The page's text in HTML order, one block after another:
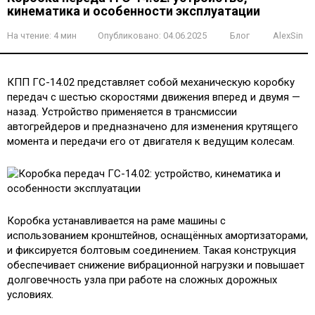
кинематика и особенности эксплуатации
На чтение: 4 мин Опубликовано: 04.06.2025 Блог AlexSin
КПП ГС-14.02 представляет собой механическую коробку
передач с шестью скоростями движения вперед и двумя —
назад. Устройство применяется в трансмиссии
автогрейдеров и предназначено для изменения крутящего
момента и передачи его от двигателя к ведущим колесам.
Коробка устанавливается на раме машины с
использованием кронштейнов, оснащённых амортизаторами,
и фиксируется болтовым соединением. Такая конструкция
обеспечивает снижение вибрационной нагрузки и повышает
долговечность узла при работе на сложных дорожных
условиях.